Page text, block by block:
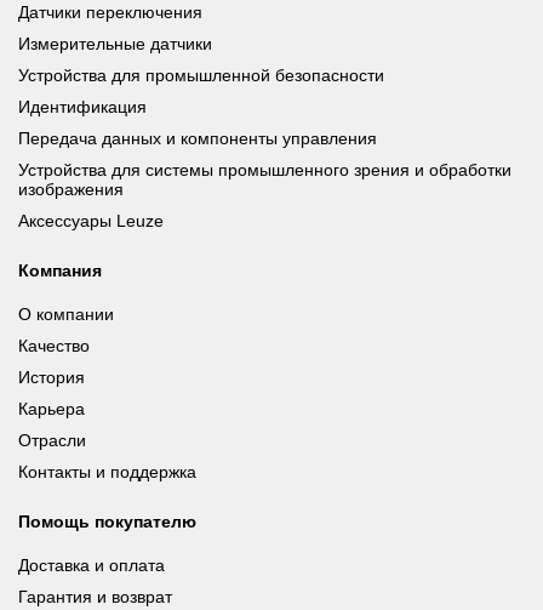
Датчики переключения
Измерительные датчики
Устройства для промышленной безопасности
Идентификация
Передача данных и компоненты управления
Устройства для системы промышленного зрения и обработки
изображения
Аксессуары Leuze
Компания
О компании
Качество
История
Карьера
Отрасли
Контакты и поддержка
Помощь покупателю
Доставка и оплата
Гарантия и возврат